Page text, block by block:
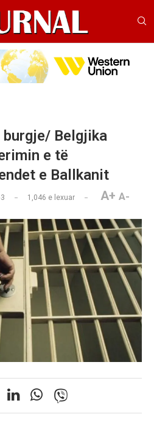
Belgjika
e të
e Ballkanit
1,046 e lexuar A+ A-